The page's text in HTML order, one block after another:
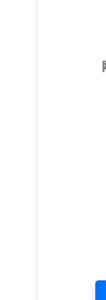
新整理WIN系服务端